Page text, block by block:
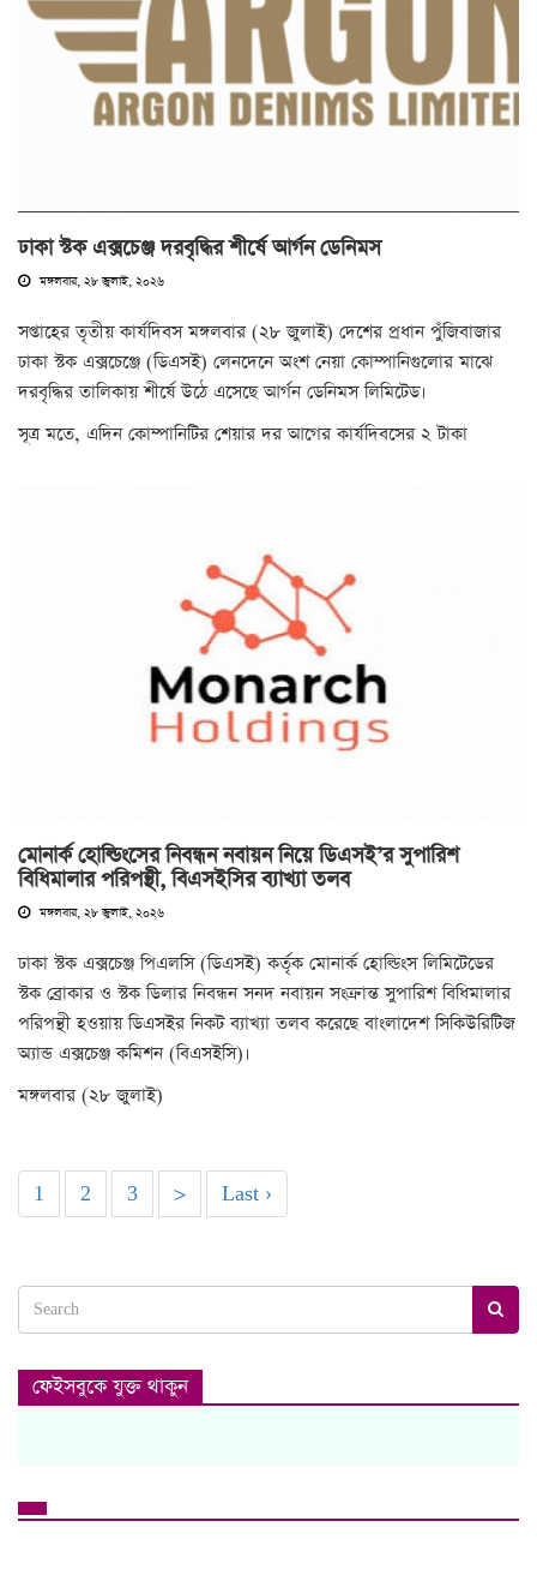
ঢাকা স্টক এক্সচেঞ্জ দরবৃদ্ধির শীর্ষে আর্গন ডেনিমস
মঙ্গলবার, ২৮ জুলাই, ২০২৬
সপ্তাহের তৃতীয় কার্যদিবস মঙ্গলবার (২৮ জুলাই) দেশের প্রধান পুঁজিবাজার
ঢাকা স্টক এক্সচেঞ্জে (ডিএসই) লেনদেনে অংশ নেয়া কোম্পানিগুলোর মাঝে
দরবৃদ্ধির তালিকায় শীর্ষে উঠে এসেছে আর্গন ডেনিমস লিমিটেড।
সূত্র মতে, এদিন কোম্পানিটির শেয়ার দর আগের কার্যদিবসের ২ টাকা
মোনার্ক হোল্ডিংসের নিবন্ধন নবায়ন নিয়ে ডিএসই’র সুপারিশ
বিধিমালার পরিপন্থী, বিএসইসির ব্যাখ্যা তলব
মঙ্গলবার, ২৮ জুলাই, ২০২৬
ঢাকা স্টক এক্সচেঞ্জ পিএলসি (ডিএসই) কর্তৃক মোনার্ক হোল্ডিংস লিমিটেডের
স্টক ব্রোকার ও স্টক ডিলার নিবন্ধন সনদ নবায়ন সংক্রান্ত সুপারিশ বিধিমালার
পরিপন্থী হওয়ায় ডিএসইর নিকট ব্যাখ্যা তলব করেছে বাংলাদেশ সিকিউরিটিজ
অ্যান্ড এক্সচেঞ্জ কমিশন (বিএসইসি)।
মঙ্গলবার (২৮ জুলাই)
1 2 3 > Last ›
ফেইসবুকে যুক্ত থাকুন